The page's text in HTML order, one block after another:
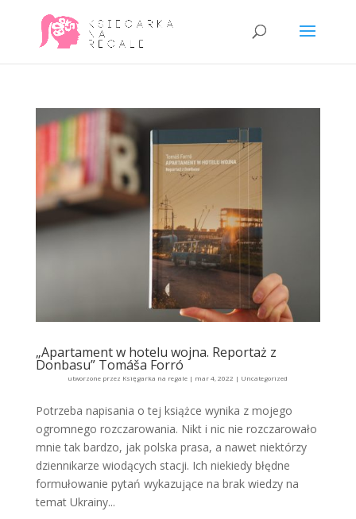
„Apartament w hotelu wojna. Reportaż z
Donbasu” Tomáša Forró
utworzone przez Księgarka na regale | mar 4, 2022 | Uncategorized
Potrzeba napisania o tej książce wynika z mojego
ogromnego rozczarowania. Nikt i nic nie rozczarowało
mnie tak bardzo, jak polska prasa, a nawet niektórzy
dziennikarze wiodących stacji. Ich niekiedy błędne
formułowanie pytań wykazujące na brak wiedzy na
temat Ukrainy...